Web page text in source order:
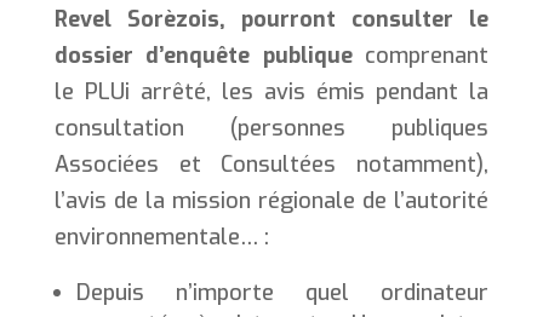
Revel Sorèzois, pourront consulter le
dossier d’enquête publiquecomprenant
le PLUi arrêté, les avis émis pendant la
consultation (personnes publiques
Associées et Consultées notamment),
l’avis de la mission régionale de l’autorité
environnementale… :
Depuis n’importe quel ordinateur